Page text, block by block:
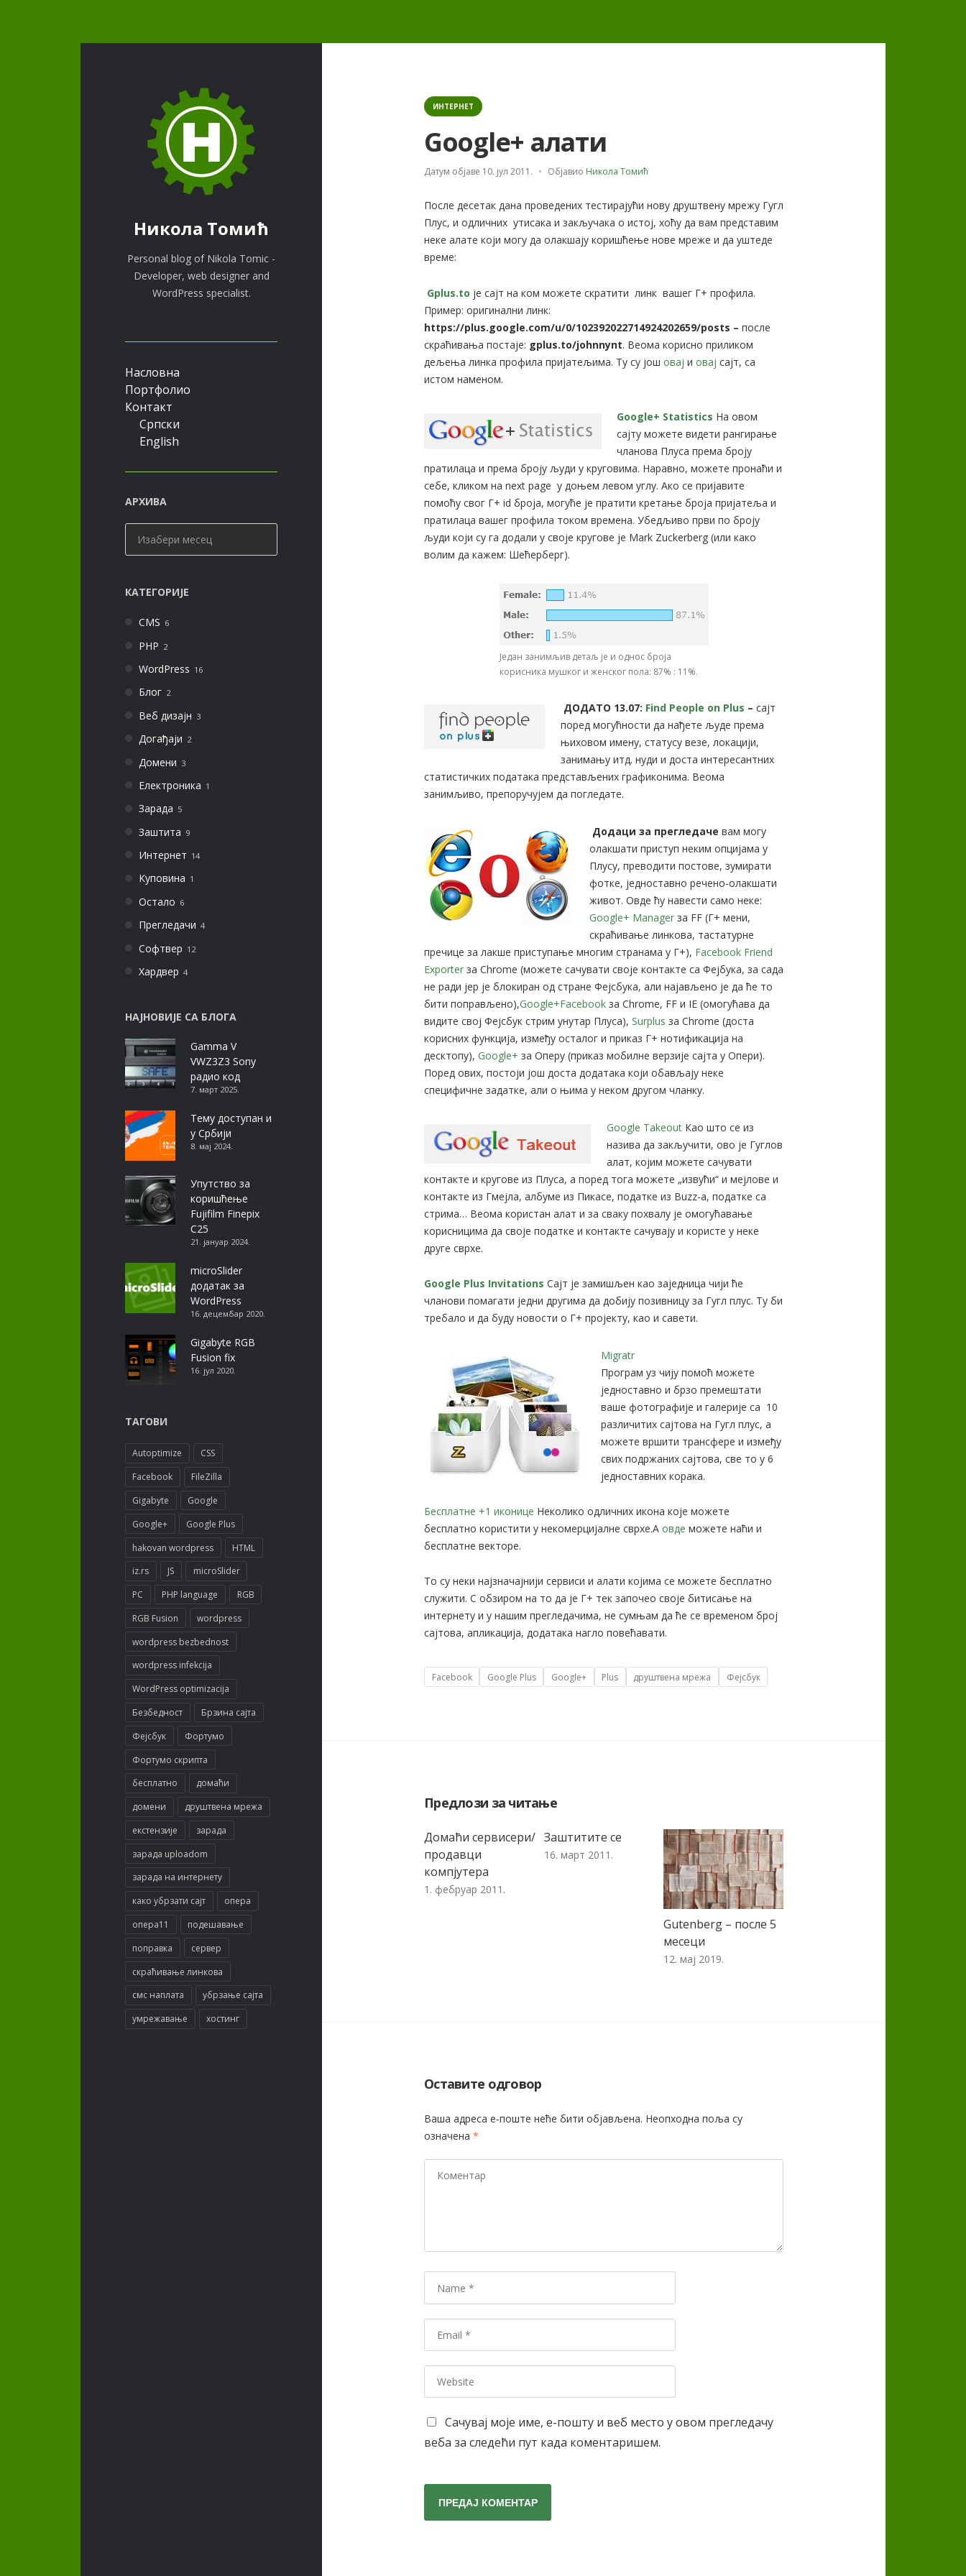
Никола Томић
Personal blog of Nikola Tomic -
Developer, web designer and
WordPress specialist.
Насловна
Портфолио
Контакт
Српски
English
АРХИВА
Архива
КАТЕГОРИЈЕ
CMS 6
PHP 2
WordPress 16
Блог 2
Веб дизајн 3
Догађаји 2
Домени 3
Електроника 1
Зарада 5
Заштита 9
Интернет 14
Куповина 1
Остало 6
Прегледачи 4
Софтвер 12
Хардвер 4
НАЈНОВИЈЕ СА БЛОГА
Gamma V
VWZ3Z3 Sony
радио код
7. март 2025.
Тему доступан и
у Србији
8. мај 2024.
Упутство за
коришћење
Fujifilm Finepix
C25
21. јануар 2024.
microSlider
додатак за
WordPress
16. децембар 2020.
Gigabyte RGB
Fusion fix
16. јул 2020.
ТАГОВИ
Autoptimize
CSS
Facebook
FileZilla
Gigabyte
Google
Google+
Google Plus
hakovan wordpress
HTML
iz.rs
JS
microSlider
PC
PHP language
RGB
RGB Fusion
wordpress
wordpress bezbednost
wordpress infekcija
WordPress optimizacija
Безбедност
Брзина сајта
Фејсбук
Фортумо
Фортумо скрипта
бесплатно
домаћи
домени
друштвена мрежа
екстензије
зарада
зарада uploadom
зарада на интернету
како убрзати сајт
опера
опера11
подешавање
поправка
сервер
скраћивање линкова
смс наплата
убрзање сајта
умрежавање
хостинг
Categories
ИНТЕРНЕТ
Google+ алати
Датум објаве 10. јул 2011. Објавио Никола Томић
После десетак дана проведених тестирајући нову друштвену мрежу Гугл
Плус, и одличних утисака и закључака о истој, хоћу да вам представим
неке алате који могу да олакшају коришћење нове мреже и да уштеде
време:
Gplus.to је сајт на ком можете скратити линк вашег Г+ профила.
Пример: оригинални линк:
https://plus.google.com/u/0/102392022714924202659/posts – после
скраћивања постаје: gplus.to/johnnynt. Веома корисно приликом
дељења линка профила пријатељима. Ту су још овај и овај сајт, са
истом наменом.
Google+ Statistics На овом
сајту можете видети рангирање
чланова Плуса према броју
пратилаца и према броју људи у круговима. Наравно, можете пронаћи и
себе, кликом на next page у доњем левом углу. Ако се пријавите
помоћу свог Г+ id броја, могуће је пратити кретање броја пријатеља и
пратилаца вашег профила током времена. Убедљиво први по броју
људи који су га додали у своје кругове је Mark Zuckerberg (или како
волим да кажем: Шећерберг).
Један занимљив детаљ је и однос броја
корисника мушког и женског пола: 87% : 11%.
ДОДАТО 13.07: Find People on Plus – сајт
поред могућности да нађете људе према
њиховом имену, статусу везе, локацији,
занимању итд. нуди и доста интересантних
статистичких података представљених графиконима. Веома
занимљиво, препоручујем да погледате.
Додаци за прегледаче вам могу
олакшати приступ неким опцијама у
Плусу, преводити постове, зумирати
фотке, једноставно речено-олакшати
живот. Овде ћу навести само неке:
Google+ Manager за FF (Г+ мени,
скраћивање линкова, тастатурне
пречице за лакше приступање многим странама у Г+), Facebook Friend
Exporter за Chrome (можете сачувати своје контакте са Фејбука, за сада
не ради јер је блокиран од стране Фејсбука, али најављено је да ће то
бити поправљено),Google+Facebook за Chrome, FF и IE (омогућава да
видите свој Фејсбук стрим унутар Плуса), Surplus за Chrome (доста
корисних функција, између осталог и приказ Г+ нотификација на
десктопу), Google+ за Оперу (приказ мобилне верзије сајта у Опери).
Поред ових, постоји још доста додатака који обављају неке
специфичне задатке, али о њима у неком другом чланку.
Google Takeout Као што се из
назива да закључити, ово је Гуглов
алат, којим можете сачувати
контакте и кругове из Плуса, а поред тога можете „извући“ и мејлове и
контакте из Гмејла, албуме из Пикасе, податке из Buzz-a, податке са
стрима… Веома користан алат и за сваку похвалу је омогућавање
корисницима да своје податке и контакте сачувају и користе у неке
друге сврхе.
Google Plus Invitations Сајт је замишљен као заједница чији ће
чланови помагати једни другима да добију позивницу за Гугл плус. Ту би
требало и да буду новости о Г+ пројекту, као и савети.
Migratr
Програм уз чију помоћ можете
једноставно и брзо премештати
ваше фотографије и галерије са 10
различитих сајтова на Гугл плус, а
можете вршити трансфере и између
свих подржаних сајтова, све то у 6
једноставних корака.
Бесплатне +1 иконице Неколико одличних икона које можете
бесплатно користити у некомерцијалне сврхе.А овде можете наћи и
бесплатне векторе.
То су неки најзначајнији сервиси и алати којима се можете бесплатно
служити. С обзиром на то да је Г+ тек започео своје битисање на
интернету и у нашим прегледачима, не сумњам да ће се временом број
сајтова, апликација, додатака нагло повећавати.
Tags
Facebook Google Plus Google+ Plus друштвена мрежа Фејсбук
Предлози за читање
Домаћи сервисери/
продавци
компјутера
1. фебруар 2011.
Заштитите се
16. март 2011.
Gutenberg – после 5
месеци
12. мај 2019.
Оставите одговор
Ваша адреса е-поште неће бити објављена. Неопходна поља су
означена *
Коментар
*
Email
*
Website
Сачувај моје име, е-пошту и веб место у овом прегледачу
веба за следећи пут када коментаришем.